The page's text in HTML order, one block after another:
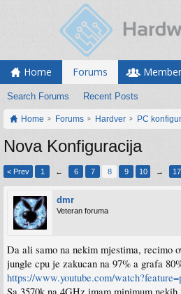
Home Forums
Search Forums Recent Posts
Home Forums Hardver PC
Nova Konfiguracija
< Prev 1 ← 6 7 8 9 10 → 17
dmr
Veteran foruma
Da ali samo na nekim mjestima, recimo
jungle cpu je zakucan na 97% a grafa
https://www.youtube.com/